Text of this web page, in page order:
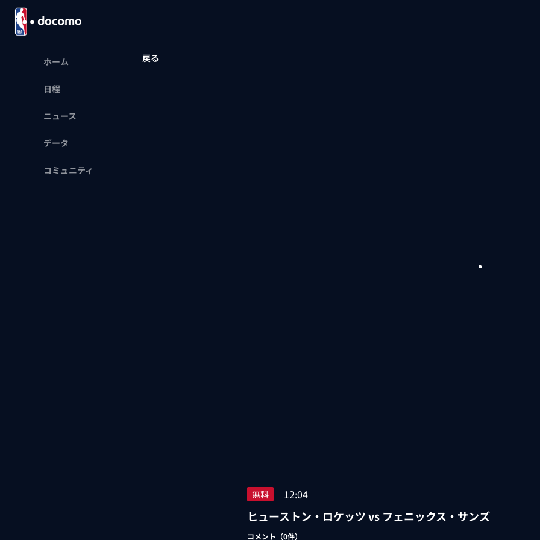
ホーム
日程
ニュース
データ
コミュニティ
戻る
無料 12:04
ヒューストン・ロケッツ vs フェニックス・サンズ
コメント（0件）